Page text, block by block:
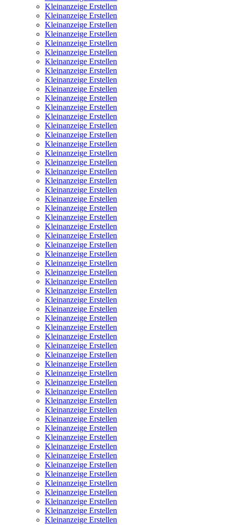
Kleinanzeige Erstellen
Kleinanzeige Erstellen
Kleinanzeige Erstellen
Kleinanzeige Erstellen
Kleinanzeige Erstellen
Kleinanzeige Erstellen
Kleinanzeige Erstellen
Kleinanzeige Erstellen
Kleinanzeige Erstellen
Kleinanzeige Erstellen
Kleinanzeige Erstellen
Kleinanzeige Erstellen
Kleinanzeige Erstellen
Kleinanzeige Erstellen
Kleinanzeige Erstellen
Kleinanzeige Erstellen
Kleinanzeige Erstellen
Kleinanzeige Erstellen
Kleinanzeige Erstellen
Kleinanzeige Erstellen
Kleinanzeige Erstellen
Kleinanzeige Erstellen
Kleinanzeige Erstellen
Kleinanzeige Erstellen
Kleinanzeige Erstellen
Kleinanzeige Erstellen
Kleinanzeige Erstellen
Kleinanzeige Erstellen
Kleinanzeige Erstellen
Kleinanzeige Erstellen
Kleinanzeige Erstellen
Kleinanzeige Erstellen
Kleinanzeige Erstellen
Kleinanzeige Erstellen
Kleinanzeige Erstellen
Kleinanzeige Erstellen
Kleinanzeige Erstellen
Kleinanzeige Erstellen
Kleinanzeige Erstellen
Kleinanzeige Erstellen
Kleinanzeige Erstellen
Kleinanzeige Erstellen
Kleinanzeige Erstellen
Kleinanzeige Erstellen
Kleinanzeige Erstellen
Kleinanzeige Erstellen
Kleinanzeige Erstellen
Kleinanzeige Erstellen
Kleinanzeige Erstellen
Kleinanzeige Erstellen
Kleinanzeige Erstellen
Kleinanzeige Erstellen
Kleinanzeige Erstellen
Kleinanzeige Erstellen
Kleinanzeige Erstellen
Kleinanzeige Erstellen
Kleinanzeige Erstellen